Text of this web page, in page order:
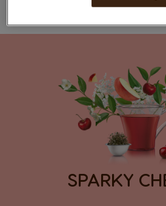
SPARKY